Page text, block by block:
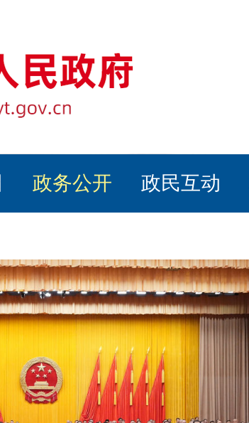
政务公开 政民互动